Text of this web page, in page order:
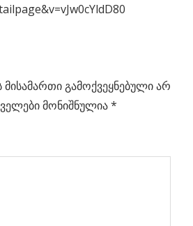
გამოქვეყნებული არ
მონიშნულია*